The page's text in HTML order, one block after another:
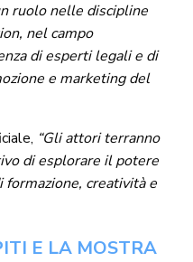
ruolo nelle discipline
nel campo
di esperti legali e di
e marketing del
“Gli attori terranno
di esplorare il potere
creatività e
E LA MOSTRA